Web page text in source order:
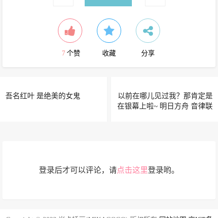
7 个赞 收藏 分享
吾名红叶 是绝美的女鬼
以前在哪儿见过我？那肯定是
在银幕上啦~ 明日方舟 音律联
登录后才可以评论，请点击这里登录哟。